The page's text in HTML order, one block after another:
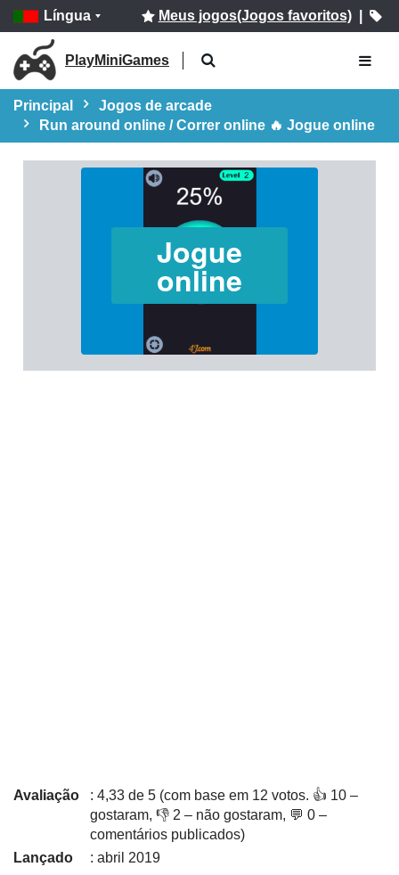
Língua Meus jogos(Jogos favoritos)|
PlayMiniGames
Principal
Jogos de arcade
Run around online / Correr online 🔥 Jogue online
Jogue
online
Avaliação
: 4,33 de 5 (com base em 12 votos. 👍 10 –
gostaram, 👎 2 – não gostaram, 💬 0 –
comentários publicados)
Lançado
: abril 2019